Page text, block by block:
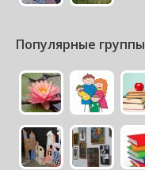
Популярные группы